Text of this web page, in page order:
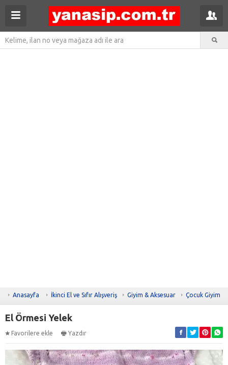
Anasayfa İkinci El ve Sıfır Alışveriş Giyim & Aksesuar Çocuk Giyim
El Örmesi Yelek
Favorilere ekle Yazdır